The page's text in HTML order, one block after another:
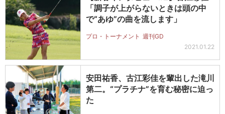
「調子が上がらないときは頭の中
で“あゆ”の曲を流します」
プロ・トーナメント 週刊GD
2021.01.22
安田祐香、古江彩佳を輩出した滝川
第二。“プラチナ”を育む秘密に迫っ
た